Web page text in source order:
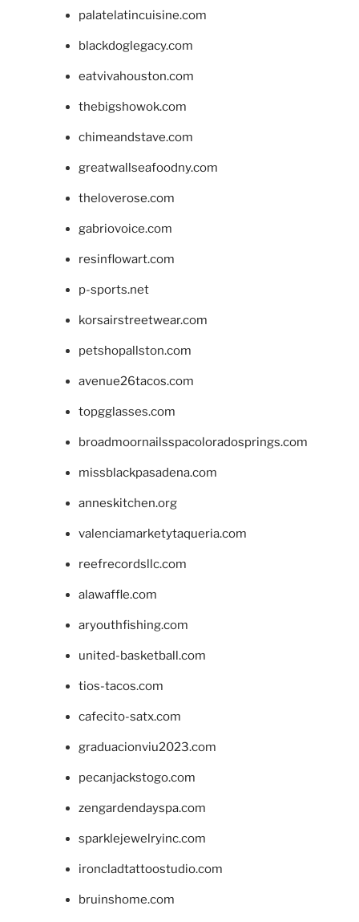
palatelatincuisine.com
blackdoglegacy.com
eatvivahouston.com
thebigshowok.com
chimeandstave.com
greatwallseafoodny.com
theloverose.com
gabriovoice.com
resinflowart.com
p-sports.net
korsairstreetwear.com
petshopallston.com
avenue26tacos.com
topgglasses.com
broadmoornailsspacoloradosprings.com
missblackpasadena.com
anneskitchen.org
valenciamarketytaqueria.com
reefrecordsllc.com
alawaffle.com
aryouthfishing.com
united-basketball.com
tios-tacos.com
cafecito-satx.com
graduacionviu2023.com
pecanjackstogo.com
zengardendayspa.com
sparklejewelryinc.com
ironcladtattoostudio.com
bruinshome.com